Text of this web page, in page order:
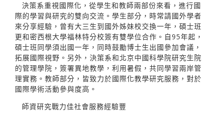
決策系重視國際化，從學生和教師兩部份來看，進行國
際的學習與研究的雙向交流。學生部分，時常請國外學者
來分享經驗，曾有大三生到國外姊妹校交換一年，碩士班
更和密西根大學福林特分校簽有雙學位合作。自95年起，
碩士班同學須出國一年，同時鼓勵博士生出國參加會議，
拓展國際視野。另外，決策系和北京中國科學院研究生院
的管理學院，簽署異地教學，利用暑假，共同學習兩岸管
理實務。教師部分，皆致力於國際化教學研究服務，對於
國際學術活動參與度高。
師資研究戰力佳社會服務經驗豐